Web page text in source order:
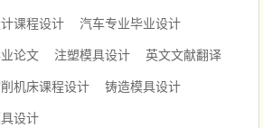
课程设计 汽车专业毕业设计
论文 注塑模具设计 英文文献翻译
机床课程设计 铸造模具设计
设计